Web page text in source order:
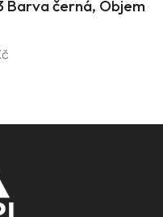
Barva černá, Objem